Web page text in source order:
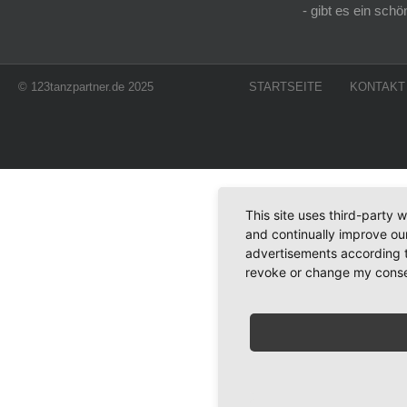
- gibt es ein
© 123tanzpartner.de 2025 STARTSEITE
This site uses third-party
and continually improve
advertisements according
revoke or change my